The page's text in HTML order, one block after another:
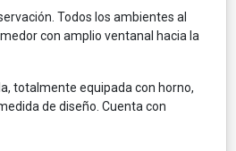
Todos los ambientes al
con amplio ventanal hacia la
totalmente equipada con horno,
de diseño. Cuenta con